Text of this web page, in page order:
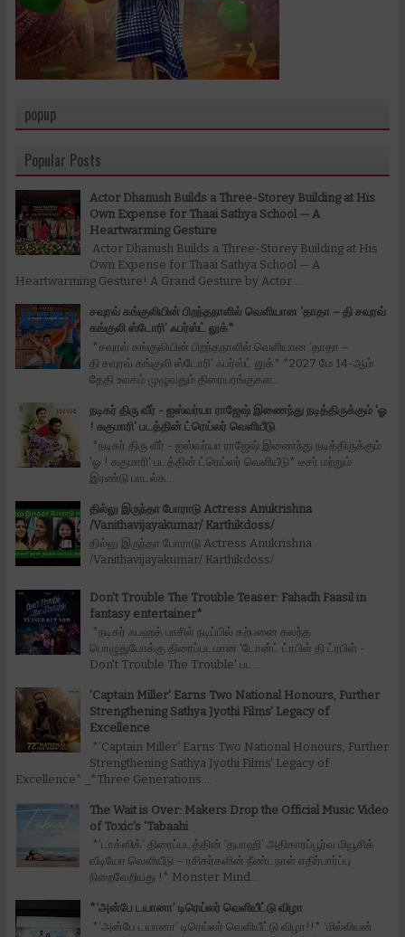
popup
Popular Posts
Actor Dhanush Builds a Three-Storey Building at His
Own Expense for Thaai Sathya School — A
Heartwarming Gesture
Actor Dhanush Builds a Three-Storey Building at His
Own Expense for Thaai Sathya School — A
Heartwarming Gesture! A Grand Gesture by Actor ...
சவுரவ் கங்குலியின் பிறந்தநாளில் வெளியான ‘தாதா – தி சவுரவ்
கங்குலி ஸ்டோரி’ ஃபர்ஸ்ட் லுக்*
*சவுரவ் கங்குலியின் பிறந்தநாளில் வெளியான ‘தாதா –
தி சவுரவ் கங்குலி ஸ்டோரி’ ஃபர்ஸ்ட் லுக்* *2027 மே 14-ஆம்
தேதி உலகம் முழுவதும் திரையரங்குகள...
நடிகர் திரு வீர் - ஐஸ்வர்யா ராஜேஷ் இணைந்து நடித்திருக்கும் 'ஓ
! சுகுமாரி' படத்தின் ட்ரெய்லர் வெளியீடு
*நடிகர் திரு வீர் - ஐஸ்வர்யா ராஜேஷ் இணைந்து நடித்திருக்கும்
'ஓ ! சுகுமாரி' படத்தின் ட்ரெய்லர் வெளியீடு* டீசர் மற்றும்
இரண்டு பாடல்க...
தில்லு இருந்தா போராடு Actress Anukrishna
/Vanithavijayakumar/ Karthikdoss/
தில்லு இருந்தா போராடு Actress Anukrishna
/Vanithavijayakumar/ Karthikdoss/
Don't Trouble The Trouble Teaser: Fahadh Faasil in
fantasy entertainer*
*நடிகர் ஃபஹத் பாசில் நடிப்பில் கற்பனை கலந்த
பொழுதுபோக்கு திரைப்படமான 'டோன்ட் ட்ரபிள் தி ட்ரபிள் -
Don't Trouble The Trouble' பட...
’Captain Miller' Earns Two National Honours, Further
Strengthening Sathya Jyothi Films' Legacy of
Excellence
*’Captain Miller' Earns Two National Honours, Further
Strengthening Sathya Jyothi Films' Legacy of
Excellence* _*Three Generations....
The Wait is Over: Makers Drop the Official Music Video
of Toxic's 'Tabaahi
*‘டாக்ஸிக்‘ திரைப்படத்தின் ‘தபாஹி’ அதிகாரப்பூர்வ மியூசிக்
வீடியோ வெளியீடு – ரசிகர்களின் நீண்டநாள் எதிர்பார்ப்பு
நிறைவேறியது !* Monster Mind...
*‘அன்பே டயானா’ டிரெய்லர் வெளியீட்டு விழா
*‘அன்பே டயானா’ டிரெய்லர் வெளியீட்டு விழா!!* ‘மில்லியன்